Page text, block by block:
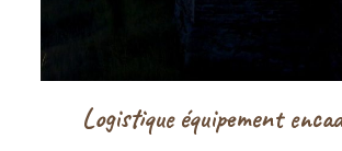
Logistique équipement